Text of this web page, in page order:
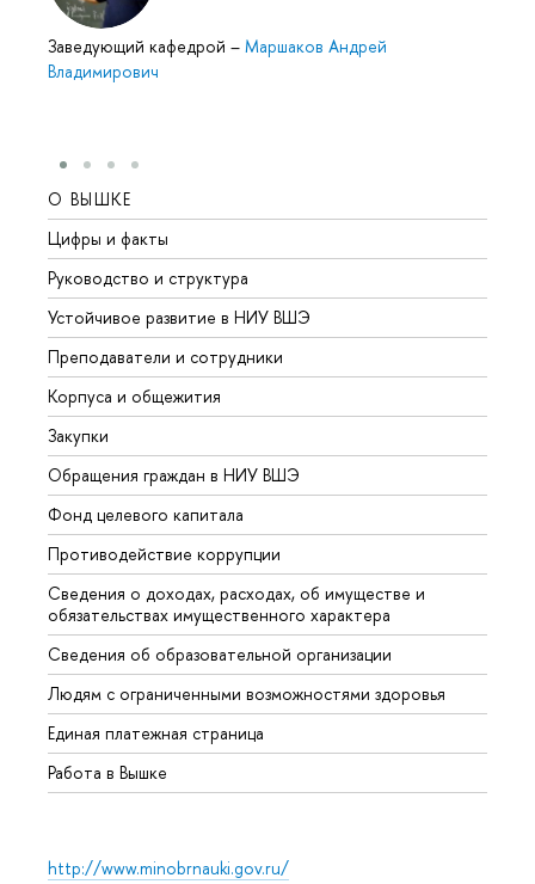
Заведующий кафедрой – Маршаков Андрей
Владимирович
О ВЫШКЕ
Цифры и факты
Руководство и структура
Устойчивое развитие в НИУ ВШЭ
Преподаватели и сотрудники
Корпуса и общежития
Закупки
Обращения граждан в НИУ ВШЭ
Фонд целевого капитала
Противодействие коррупции
Сведения о доходах, расходах, об имуществе и
обязательствах имущественного характера
Сведения об образовательной организации
Людям с ограниченными возможностями здоровья
Единая платежная страница
Работа в Вышке
http://www.minobrnauki.gov.ru/